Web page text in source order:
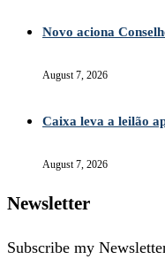
Novo aciona
August 7, 2026
Caixa leva a leilão
August 7, 2026
Newsletter
Subscribe my